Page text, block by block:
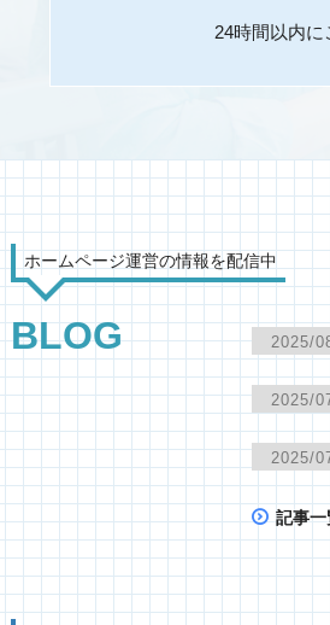
24時間以内
ホームページ運営の情報を配信中
BLOG 2025/
2025/
2025/
記事一